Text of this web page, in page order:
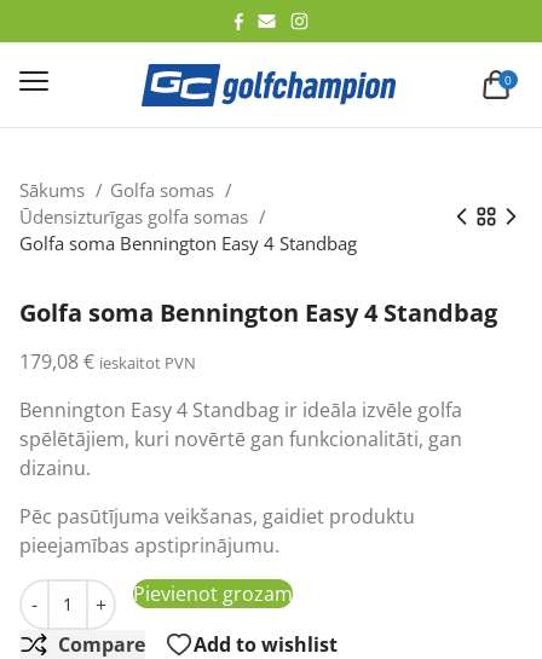
0
Sākums
Golfa somas
Ūdensizturīgas golfa somas
Golfa soma Bennington Easy 4 Standbag
Golfa soma Bennington Easy 4 Standbag
179,08€ ieskaitot PVN
Bennington Easy 4 Standbag ir ideāla izvēle golfa
spēlētājiem, kuri novērtē gan funkcionalitāti, gan
dizainu.
Pēc pasūtījuma veikšanas, gaidiet produktu
pieejamības apstiprinājumu.
-
Golfa soma Bennington Easy 4 Standbag daudzums
+
Pievienot grozam
Compare
Add to wishlist